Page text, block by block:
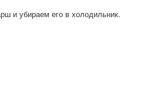
и убираем его в холодильник.